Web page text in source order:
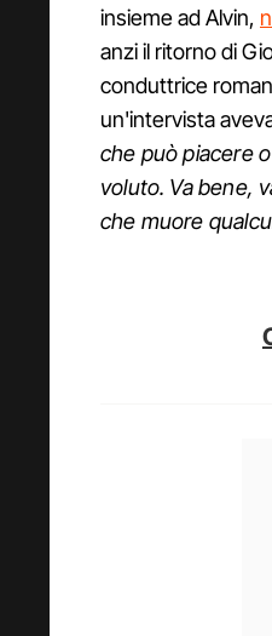
insieme ad Alvin,
anzi il ritorno di
conduttrice
un'intervista
che può piacere
voluto. Va bene,
che muore